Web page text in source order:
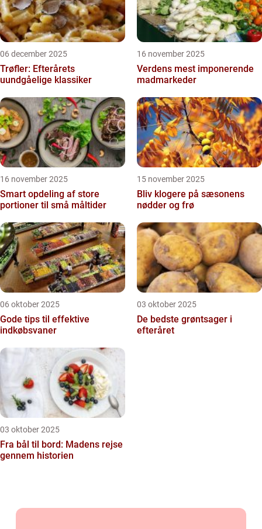
06 december 2025
Trøfler: Efterårets
uundgåelige klassiker
16 november 2025
Verdens mest imponerende
madmarkeder
16 november 2025
Smart opdeling af store
portioner til små måltider
15 november 2025
Bliv klogere på sæsonens
nødder og frø
06 oktober 2025
Gode tips til effektive
indkøbsvaner
03 oktober 2025
De bedste grøntsager i
efteråret
03 oktober 2025
Fra bål til bord: Madens rejse
gennem historien